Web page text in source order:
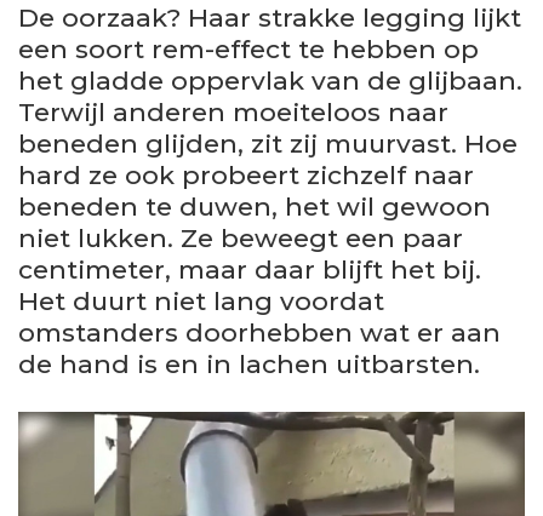
De oorzaak? Haar strakke legging lijkt
een soort rem-effect te hebben op
het gladde oppervlak van de glijbaan.
Terwijl anderen moeiteloos naar
beneden glijden, zit zij muurvast. Hoe
hard ze ook probeert zichzelf naar
beneden te duwen, het wil gewoon
niet lukken. Ze beweegt een paar
centimeter, maar daar blijft het bij.
Het duurt niet lang voordat
omstanders doorhebben wat er aan
de hand is en in lachen uitbarsten.